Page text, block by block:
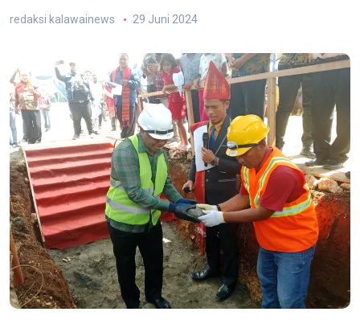
redaksi kalawainews 29 Juni 2024